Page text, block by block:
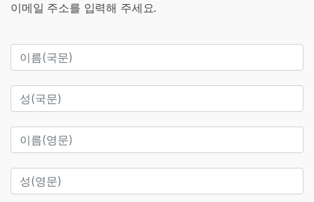
이메일 주소를 입력해 주세요.